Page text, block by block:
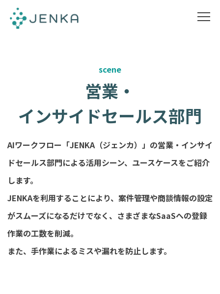
scene
営業・
インサイドセールス部門
AIワークフロー「JENKA（ジェンカ）」の営業・インサイ
ドセールス部門による活用シーン、ユースケースをご紹介
します。
JENKAを利用することにより、案件管理や商談情報の設定
がスムーズになるだけでなく、さまざまなSaaSへの登録
作業の工数を削減。
また、手作業によるミスや漏れを防止します。